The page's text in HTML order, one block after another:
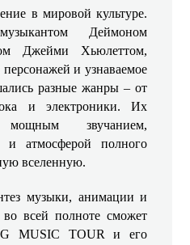
в мировой культуре.
Деймоном
Джейми Хьюлеттом,
и узнаваемое
разные жанры – от
и электроники. Их
звучанием,
и атмосферой полного
вселенную.
музыки, анимации и
во всей полноте сможет
MUSIC TOUR и его